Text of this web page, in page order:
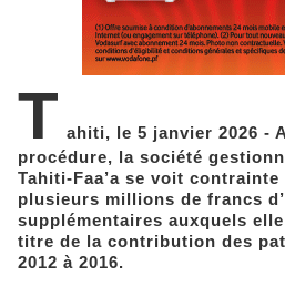
T ahiti, le 5 janvier 2026 -
procédure, la société
Tahiti-Faa’a se voit
plusieurs millions de francs
supplémentaires auxquels
titre de la contribution des
2012 à 2016.